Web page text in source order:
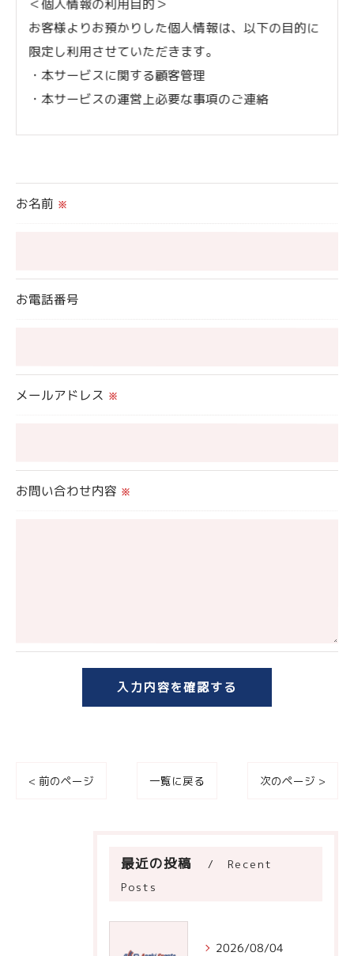
＜個人情報の利用目的＞
お客様よりお預かりした個人情報は、以下の目的に
限定し利用させていただきます。
・本サービスに関する顧客管理
・本サービスの運営上必要な事項のご連絡
られた場合を除き、
当社では、お客様の個人情報の開示･訂正･削除・利
個人情報の開示･訂正･削除・利用停止の具体的手続
お名前 ※
お電話番号
メールアドレス ※
お問い合わせ内容 ※
< 前のページ 一覧に戻る 次のページ >
最近の投稿
Recent
Posts
2026/08/04